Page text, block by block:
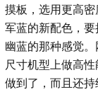
摸板，选用更高
军蓝的新配色，
幽蓝的那种感觉
尺寸机型上做高
做到了，而且还